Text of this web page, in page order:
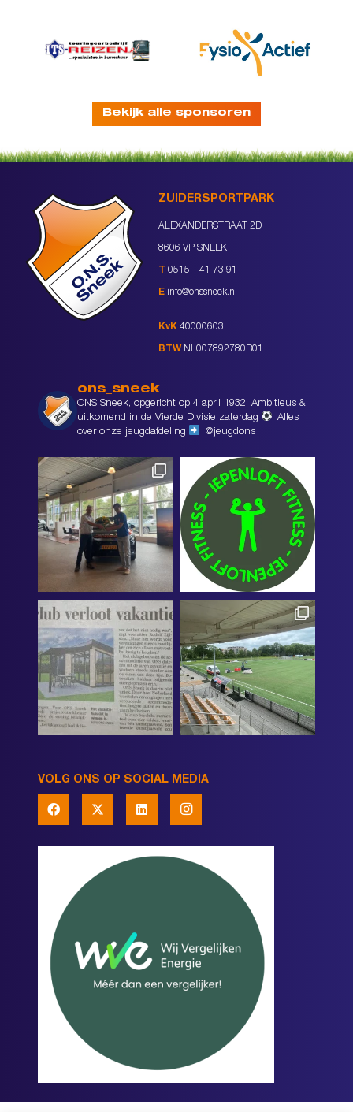
Bekijk alle sponsoren
ZUIDERSPORTPARK
ALEXANDERSTRAAT 2D
8606 VP SNEEK
T 0515 – 41 73 91
E info@onssneek.nl
KvK 40000603
BTW NL007892780B01
ons_sneek
ONS Sneek, opgericht op 4 april 1932. Ambitieus &
uitkomend in de Vierde Divisie zaterdag
Alles
over onze jeugdafdeling
@jeugdons
VOLG ONS OP SOCIAL MEDIA